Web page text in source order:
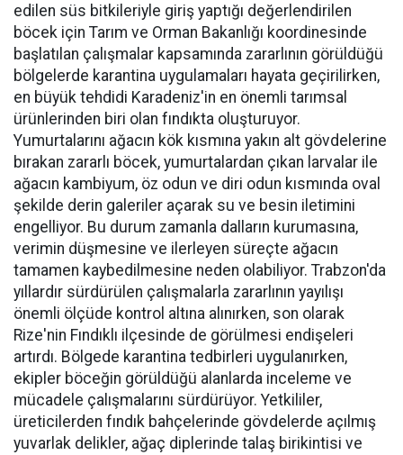
edilen süs bitkileriyle giriş yaptığı değerlendirilen
böcek için Tarım ve Orman Bakanlığı koordinesinde
başlatılan çalışmalar kapsamında zararlının görüldüğü
bölgelerde karantina uygulamaları hayata geçirilirken,
en büyük tehdidi Karadeniz'in en önemli tarımsal
ürünlerinden biri olan fındıkta oluşturuyor.
Yumurtalarını ağacın kök kısmına yakın alt gövdelerine
bırakan zararlı böcek, yumurtalardan çıkan larvalar ile
ağacın kambiyum, öz odun ve diri odun kısmında oval
şekilde derin galeriler açarak su ve besin iletimini
engelliyor. Bu durum zamanla dalların kurumasına,
verimin düşmesine ve ilerleyen süreçte ağacın
tamamen kaybedilmesine neden olabiliyor. Trabzon'da
yıllardır sürdürülen çalışmalarla zararlının yayılışı
önemli ölçüde kontrol altına alınırken, son olarak
Rize'nin Fındıklı ilçesinde de görülmesi endişeleri
artırdı. Bölgede karantina tedbirleri uygulanırken,
ekipler böceğin görüldüğü alanlarda inceleme ve
mücadele çalışmalarını sürdürüyor. Yetkililer,
üreticilerden fındık bahçelerinde gövdelerde açılmış
yuvarlak delikler, ağaç diplerinde talaş birikintisi ve